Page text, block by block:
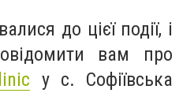
до цієї події, і
вам про
у с. Софіївська